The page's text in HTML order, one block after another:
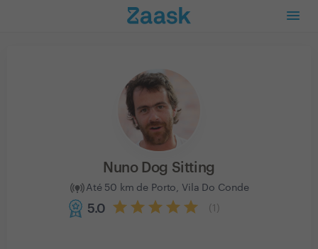
Nuno Dog Sitting
Até 50 km de Porto, Vila Do Conde
5.0 1